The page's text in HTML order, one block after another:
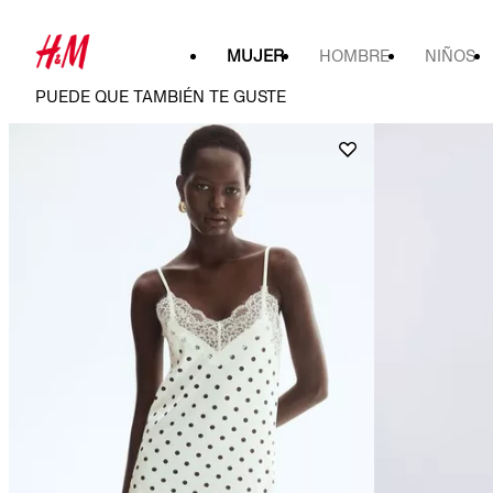
MUJER HOMBRE NIÑOS
PUEDE QUE TAMBIÉN TE GUSTE